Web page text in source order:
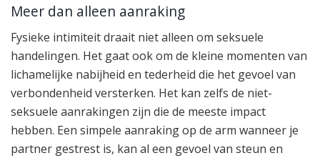
Meer dan alleen aanraking
Fysieke intimiteit draait niet alleen om seksuele
handelingen. Het gaat ook om de kleine momenten van
lichamelijke nabijheid en tederheid die het gevoel van
verbondenheid versterken. Het kan zelfs de niet-
seksuele aanrakingen zijn die de meeste impact
hebben. Een simpele aanraking op de arm wanneer je
partner gestrest is, kan al een gevoel van steun en